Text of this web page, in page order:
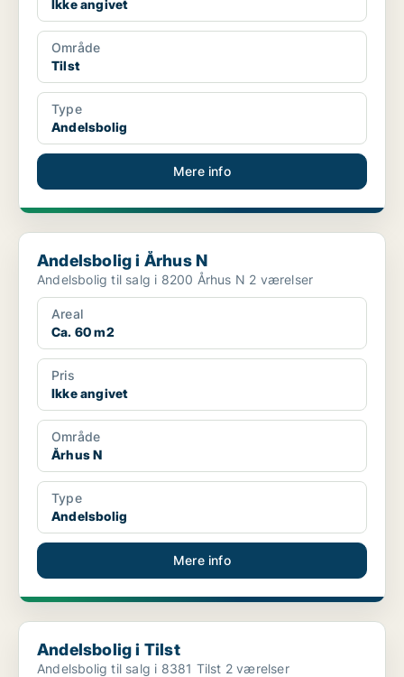
Ikke angivet
Område
Tilst
Type
Andelsbolig
Mere info
Andelsbolig i Århus N
Andelsbolig i Århus N
Andelsbolig til salg i 8200 Århus N 2 værelser
Areal
Ca. 60 m2
Pris
Ikke angivet
Område
Århus N
Type
Andelsbolig
Mere info
Andelsbolig i Tilst
Andelsbolig i Tilst
Andelsbolig til salg i 8381 Tilst 2 værelser